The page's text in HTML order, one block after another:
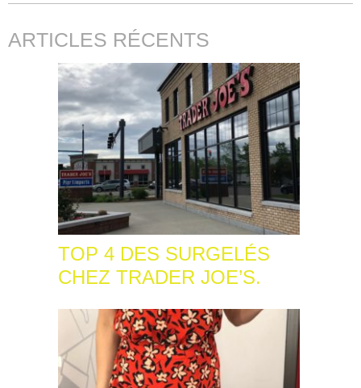
ARTICLES RÉCENTS
TOP 4 DES SURGELÉS
CHEZ TRADER JOE’S.